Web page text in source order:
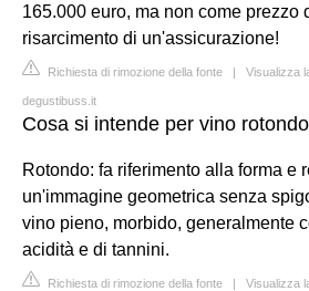
165.000 euro, ma non come prezzo
risarcimento di un'assicurazione!
Richiesta di rimozione della fonte | Visualizza
degustibuss.it
Cosa si intende per vino
Rotondo: fa riferimento alla forma e
un'immagine geometrica senza
vino pieno, morbido, generalmente
acidità e di tannini.
Richiesta di rimozione della fonte | Visualizza